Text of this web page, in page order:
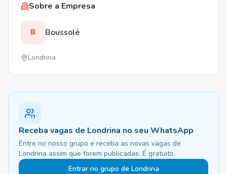
Sobre a Empresa
B Boussolé
Londrina
Receba vagas de Londrina no seu WhatsApp
Entre no nosso grupo e receba as novas vagas de
Londrina assim que forem publicadas. É gratuito.
Entrar no grupo de Londrina